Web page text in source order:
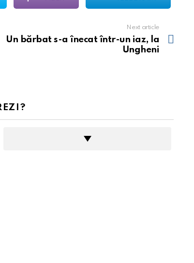
Next article
Un bărbat s-a înecat într-un iaz, la
Ungheni